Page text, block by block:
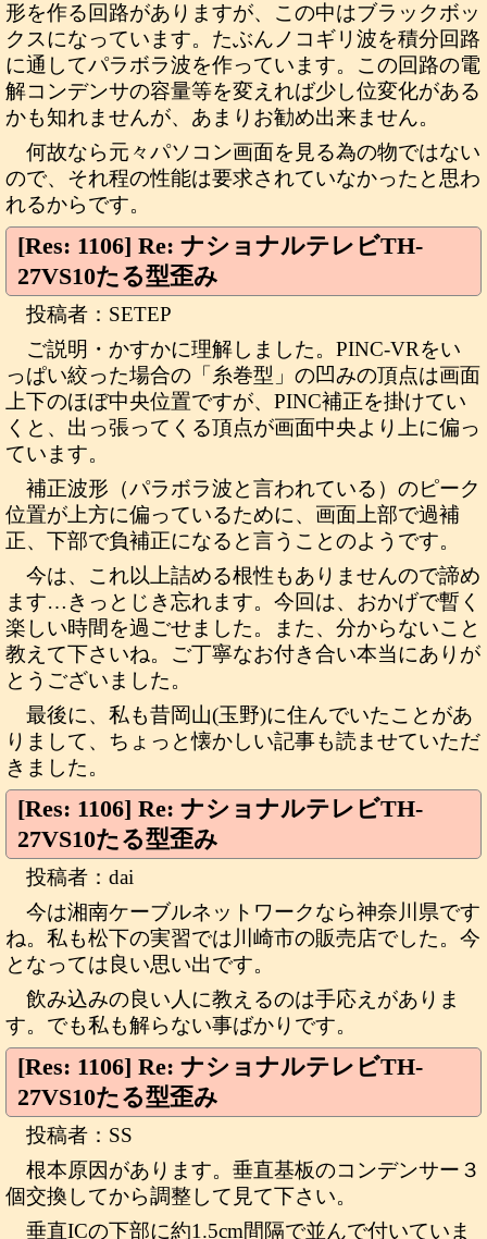
形を作る回路がありますが、この中はブラックボッ
クスになっています。たぶんノコギリ波を積分回路
に通してパラボラ波を作っています。この回路の電
解コンデンサの容量等を変えれば少し位変化がある
かも知れませんが、あまりお勧め出来ません。
何故なら元々パソコン画面を見る為の物ではない
ので、それ程の性能は要求されていなかったと思わ
れるからです。
[Res: 1106] Re: ナショナルテレビTH-
27VS10たる型歪み
投稿者：SETEP
ご説明・かすかに理解しました。PINC-VRをい
っぱい絞った場合の「糸巻型」の凹みの頂点は画面
上下のほぼ中央位置ですが、PINC補正を掛けてい
くと、出っ張ってくる頂点が画面中央より上に偏っ
ています。
補正波形（パラボラ波と言われている）のピーク
位置が上方に偏っているために、画面上部で過補
正、下部で負補正になると言うことのようです。
今は、これ以上詰める根性もありませんので諦め
ます…きっとじき忘れます。今回は、おかげで暫く
楽しい時間を過ごせました。また、分からないこと
教えて下さいね。ご丁寧なお付き合い本当にありが
とうございました。
最後に、私も昔岡山(玉野)に住んでいたことがあ
りまして、ちょっと懐かしい記事も読ませていただ
きました。
[Res: 1106] Re: ナショナルテレビTH-
27VS10たる型歪み
投稿者：dai
今は湘南ケーブルネットワークなら神奈川県です
ね。私も松下の実習では川崎市の販売店でした。今
となっては良い思い出です。
飲み込みの良い人に教えるのは手応えがありま
す。でも私も解らない事ばかりです。
[Res: 1106] Re: ナショナルテレビTH-
27VS10たる型歪み
投稿者：SS
根本原因があります。垂直基板のコンデンサー３
個交換してから調整して見て下さい。
垂直ICの下部に約1.5cm間隔で並んで付いていま